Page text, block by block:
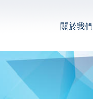
關於我們